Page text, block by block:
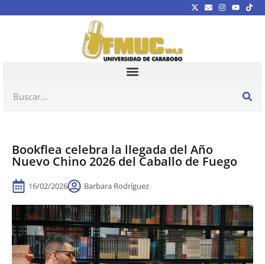
Bookflea celebra la llegada del Año
Nuevo Chino 2026 del Caballo de Fuego
16/02/2026 Barbara Rodríguez